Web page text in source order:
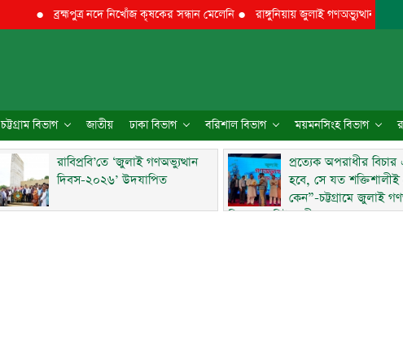
ব্রহ্মপুত্র নদে নিখোঁজ কৃষকের সন্ধান মেলেনি●রাঙ্গুনিয়ায় জুলাই গণঅভ্যুত্থান দিবস পালিত
চট্টগ্রাম বিভাগ জাতীয় ঢাকা বিভাগ বরিশাল বিভাগ ময়মনসিংহ বিভাগ
রাবিপ্রবি’তে ‘জুলাই গণঅভ্যুত্থান
দিবস-২০২৬’ উদযাপিত
প্রত্যেক অপরাধীর
হবে, সে যত
কেন”-চট্টগ্রামে জুলাই
দিবসে ব্যারিস্টার মীর হেলাল